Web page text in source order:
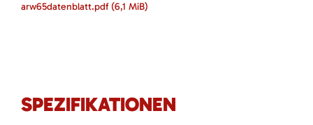
arw65datenblatt.pdf (6,1 MiB)
SPEZIFIKATIONEN